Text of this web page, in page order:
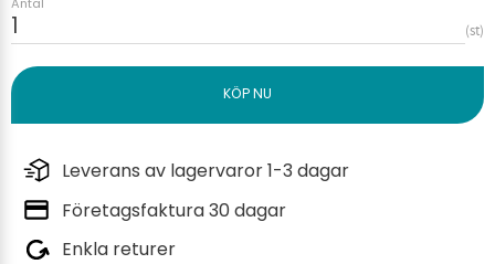
Antal
st
Leverans av lagervaror 1-3 dagar
Företagsfaktura 30 dagar
Enkla returer